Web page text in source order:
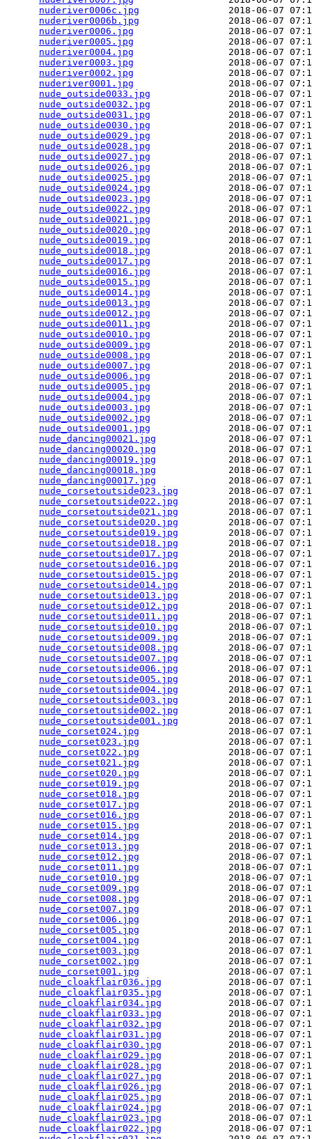
nuderiver0006c.jpg
2018-06-07
nuderiver0006b.jpg
2018-06-07
nuderiver0006.jpg
2018-06-07
nuderiver0005.jpg
2018-06-07
nuderiver0004.jpg
2018-06-07
nuderiver0003.jpg
2018-06-07
nuderiver0002.jpg
2018-06-07
nuderiver0001.jpg
2018-06-07
nude_outside0033.jpg
2018-06-07
nude_outside0032.jpg
2018-06-07
nude_outside0031.jpg
2018-06-07
nude_outside0030.jpg
2018-06-07
nude_outside0029.jpg
2018-06-07
nude_outside0028.jpg
2018-06-07
nude_outside0027.jpg
2018-06-07
nude_outside0026.jpg
2018-06-07
nude_outside0025.jpg
2018-06-07
nude_outside0024.jpg
2018-06-07
nude_outside0023.jpg
2018-06-07
nude_outside0022.jpg
2018-06-07
nude_outside0021.jpg
2018-06-07
nude_outside0020.jpg
2018-06-07
nude_outside0019.jpg
2018-06-07
nude_outside0018.jpg
2018-06-07
nude_outside0017.jpg
2018-06-07
nude_outside0016.jpg
2018-06-07
nude_outside0015.jpg
2018-06-07
nude_outside0014.jpg
2018-06-07
nude_outside0013.jpg
2018-06-07
nude_outside0012.jpg
2018-06-07
nude_outside0011.jpg
2018-06-07
nude_outside0010.jpg
2018-06-07
nude_outside0009.jpg
2018-06-07
nude_outside0008.jpg
2018-06-07
nude_outside0007.jpg
2018-06-07
nude_outside0006.jpg
2018-06-07
nude_outside0005.jpg
2018-06-07
nude_outside0004.jpg
2018-06-07
nude_outside0003.jpg
2018-06-07
nude_outside0002.jpg
2018-06-07
nude_outside0001.jpg
2018-06-07
nude_dancing00021.jpg
2018-06-07
nude_dancing00020.jpg
2018-06-07
nude_dancing00019.jpg
2018-06-07
nude_dancing00018.jpg
2018-06-07
nude_dancing00017.jpg
2018-06-07
nude_corsetoutside023.jpg
2018-06-07
nude_corsetoutside022.jpg
2018-06-07
nude_corsetoutside021.jpg
2018-06-07
nude_corsetoutside020.jpg
2018-06-07
nude_corsetoutside019.jpg
2018-06-07
nude_corsetoutside018.jpg
2018-06-07
nude_corsetoutside017.jpg
2018-06-07
nude_corsetoutside016.jpg
2018-06-07
nude_corsetoutside015.jpg
2018-06-07
nude_corsetoutside014.jpg
2018-06-07
nude_corsetoutside013.jpg
2018-06-07
nude_corsetoutside012.jpg
2018-06-07
nude_corsetoutside011.jpg
2018-06-07
nude_corsetoutside010.jpg
2018-06-07
nude_corsetoutside009.jpg
2018-06-07
nude_corsetoutside008.jpg
2018-06-07
nude_corsetoutside007.jpg
2018-06-07
nude_corsetoutside006.jpg
2018-06-07
nude_corsetoutside005.jpg
2018-06-07
nude_corsetoutside004.jpg
2018-06-07
nude_corsetoutside003.jpg
2018-06-07
nude_corsetoutside002.jpg
2018-06-07
nude_corsetoutside001.jpg
2018-06-07
nude_corset024.jpg
2018-06-07
nude_corset023.jpg
2018-06-07
nude_corset022.jpg
2018-06-07
nude_corset021.jpg
2018-06-07
nude_corset020.jpg
2018-06-07
nude_corset019.jpg
2018-06-07
nude_corset018.jpg
2018-06-07
nude_corset017.jpg
2018-06-07
nude_corset016.jpg
2018-06-07
nude_corset015.jpg
2018-06-07
nude_corset014.jpg
2018-06-07
nude_corset013.jpg
2018-06-07
nude_corset012.jpg
2018-06-07
nude_corset011.jpg
2018-06-07
nude_corset010.jpg
2018-06-07
nude_corset009.jpg
2018-06-07
nude_corset008.jpg
2018-06-07
nude_corset007.jpg
2018-06-07
nude_corset006.jpg
2018-06-07
nude_corset005.jpg
2018-06-07
nude_corset004.jpg
2018-06-07
nude_corset003.jpg
2018-06-07
nude_corset002.jpg
2018-06-07
nude_corset001.jpg
2018-06-07
nude_cloakflair036.jpg
2018-06-07
nude_cloakflair035.jpg
2018-06-07
nude_cloakflair034.jpg
2018-06-07
nude_cloakflair033.jpg
2018-06-07
nude_cloakflair032.jpg
2018-06-07
nude_cloakflair031.jpg
2018-06-07
nude_cloakflair030.jpg
2018-06-07
nude_cloakflair029.jpg
2018-06-07
nude_cloakflair028.jpg
2018-06-07
nude_cloakflair027.jpg
2018-06-07
nude_cloakflair026.jpg
2018-06-07
nude_cloakflair025.jpg
2018-06-07
nude_cloakflair024.jpg
2018-06-07
nude_cloakflair023.jpg
2018-06-07
nude_cloakflair022.jpg
2018-06-07